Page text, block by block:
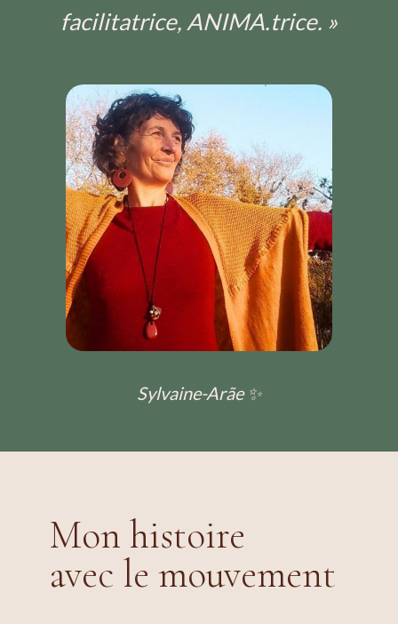
facilitatrice, ANIMA.trice. »
Sylvaine-Arãe ✨
Mon histoire
avec le mouvement